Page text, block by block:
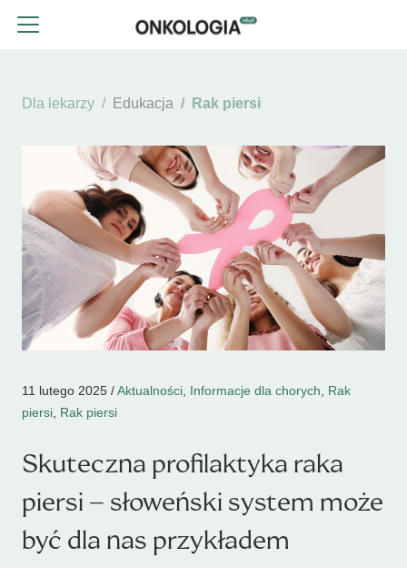
Dla lekarzy Edukacja Rak piersi
11 lutego 2025 /Aktualności Informacje dla chorych
Rak
piersi Rak piersi
Skuteczna profilaktyka raka
piersi – słoweński system może
być dla nas przykładem